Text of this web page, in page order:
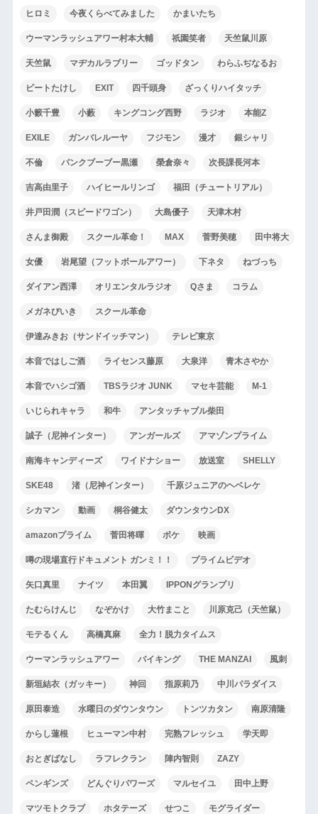
ヒロミ 今夜くらべてみました かまいたち
ウーマンラッシュアワー村本大輔 祇園笑者 天竺鼠川原
天竺鼠 マヂカルラブリー ゴッドタン わらふぢなるお
ビートたけし EXIT 四千頭身 ざっくりハイタッチ
小籔千豊 小藪 キングコング西野 ラジオ 本能Z
EXILE ガンバレルーヤ フジモン 漫才 銀シャリ
不倫 パンクブーブー黒瀬 榮倉奈々 次長課長河本
吉高由里子 ハイヒールリンゴ 福田（チュートリアル）
井戸田潤（スピードワゴン） 大島優子 天津木村
さんま御殿 スクール革命！ MAX 菅野美穂 田中将大
女優 岩尾望（フットボールアワー） 下ネタ ねづっち
ダイアン西澤 オリエンタルラジオ Qさま コラム
メガネびいき スクール革命
伊達みきお（サンドイッチマン） テレビ東京
本音ではしご酒 ライセンス藤原 大泉洋 青木さやか
本音でハシゴ酒 TBSラジオ JUNK マセキ芸能 M-1
いじられキャラ 和牛 アンタッチャブル柴田
誠子（尼神インター） アンガールズ アマゾンプライム
南海キャンディーズ ワイドナショー 放送室 SHELLY
SKE48 渚（尼神インター） 千原ジュニアのヘベレケ
シカマン 動画 桐谷健太 ダウンタウンDX
amazonプライム 菅田将暉 ボケ 映画
噂の現場直行ドキュメント ガンミ！！ プライムビデオ
矢口真里 ナイツ 本田翼 IPPONグランプリ
たむらけんじ なぞかけ 大竹まこと 川原克己（天竺鼠）
モテるくん 高橋真麻 全力！脱力タイムス
ウーマンラッシュアワー バイキング THE MANZAI 風刺
新垣結衣（ガッキー） 神回 指原莉乃 中川パラダイス
原田泰造 水曜日のダウンタウン トンツカタン 南原清隆
からし蓮根 ヒューマン中村 完熟フレッシュ 学天即
おとぎばなし ラフレクラン 陣内智則 ZAZY
ペンギンズ どんぐりパワーズ マルセイユ 田中上野
マツモトクラブ ホタテーズ せつこ モグライダー